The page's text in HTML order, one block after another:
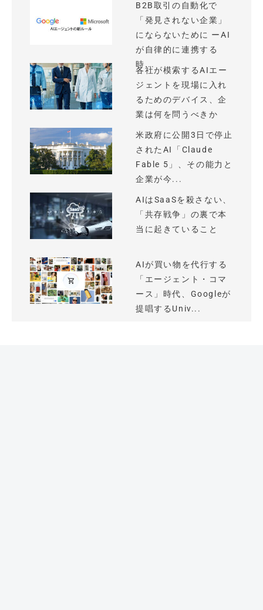
B2B取引の自動化で
「発見されない企業」
にならないために ーAI
が自律的に連携する
時...
各社が模索するAIエー
ジェントを現場に入れ
るためのデバイス、企
業は何を問うべきか
米政府に公開3日で停止
されたAI「Claude
Fable 5」、その能力と
企業が今...
AIはSaaSを殺さない、
「共存戦争」の裏で本
当に起きていること
AIが買い物を代行する
「エージェント・コマ
ース」時代、Googleが
提唱するUniv...